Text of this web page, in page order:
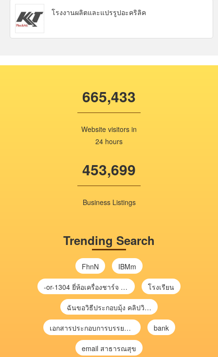
โรงงานผลิตและแปรรูปอะคริลิค
665,433
Website visitors in
24 hours
453,699
Business Listings
Trending Search
FhnN IBMm
-or-1304 ยี่ห้อเครื่องชาร์จ chargecore โรงเรียน
ฉันขอวิธีประกอบมุ้ง คลิปวิดีโอ การประกอบมุ้ง
เอกสารประกอบการบรรยาย การประเมินความเสี่ยงเพื่อวางแผนการตรวจสอบ \ bank
email สาธารณสุข